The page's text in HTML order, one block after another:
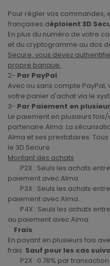
Pour régler vos commandes,
françaises déploient 3D
En plus du numéro de votre
et du cryptogramme au dos
Secure, vous devez
propre banque.
2- Par PayPal
Avec ou sans compte
votre panier d'achat via le
3- Par Paiement en
Le paiement en plusieurs
partenaire Alma. La
Alma et ses prestataires.
le 3D Secure.
Montant des achats
P2X : Seuls les achats
paiement avec Alma.
P3X : Seuls les achats
paiement avec Alma.
P4X : Seuls les achats
au paiement avec Alma.
Frais
En payant en plusieurs fois
frais. Sauf pour les cas
P2X : 0.78% par transaction